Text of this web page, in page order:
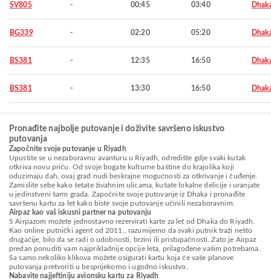
SV805 - 00:45 03:40
BG339 - 02:20 05:20
BS381 - 12:35 16:50
BS381 - 13:30 16:50
Pronađite najbolje putovanje i doživite savršeno iskustvo
putovanja
Započnite svoje putovanje u Riyadh
Upustite se u nezaboravnu avanturu u Riyadh, odredište gdje svaki kutak
otkriva novu priču. Od svoje bogate kulturne baštine do krajolika koji
oduzimaju dah, ovaj grad nudi beskrajne mogućnosti za otkrivanje i čuđenje.
Zamislite sebe kako šetate živahnim ulicama, kušate lokalne delicije i uranjate
u jedinstveni šarm grada. Započnite svoje putovanje iz Dhaka i pronađite
savršenu kartu za let kako biste svoje putovanje učinili nezaboravnim.
Airpaz kao vaš iskusni partner na putovanju
S Airpazom možete jednostavno rezervirati karte za let od Dhaka do Riyadh.
Kao online putnički agent od 2011., razumijemo da svaki putnik traži nešto
drugačije, bilo da se radi o udobnosti, brzini ili pristupačnosti. Zato je Airpaz
predan ponuditi vam najprikladnije opcije leta, prilagođene vašim potrebama.
Sa samo nekoliko klikova možete osigurati kartu koja će vaše planove
putovanja pretvoriti u besprijekorno i ugodno iskustvo.
Nabavite najjeftiniju avionsku kartu za Riyadh